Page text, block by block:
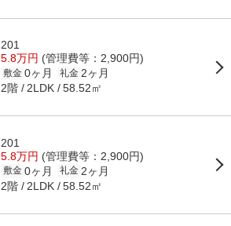
201
5.8万円 (管理費等：2,900円)
敷金 0ヶ月 礼金 2ヶ月
2階 2LDK 58.52㎡
201
5.8万円 (管理費等：2,900円)
敷金 0ヶ月 礼金 2ヶ月
2階 2LDK 58.52㎡